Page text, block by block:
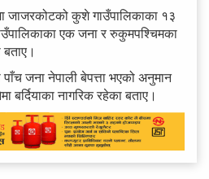
जाजरकोटको कुशे गाउँपालिकाका १३
एक जना र रुकुमपश्चिमका
पाँच जना नेपाली बेपत्ता भएको अनुमान
बर्दियाका नागरिक रहेका बताए।